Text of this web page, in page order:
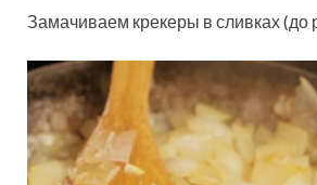
Замачиваем крекеры в сливках (до